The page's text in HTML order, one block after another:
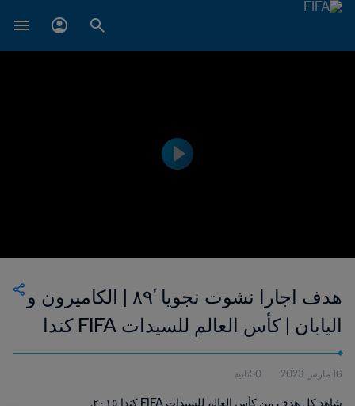
هدف اجارا نشوت نجويا '٨٩ | الكاميرون و
اليابان | كأس العالم للسيدات FIFA كندا
٢٠١٥
16 مارس 2023 50ثانية
شاهد كل هدف من كأس العالم للسيدات FIFA كندا ٢٠١٥.